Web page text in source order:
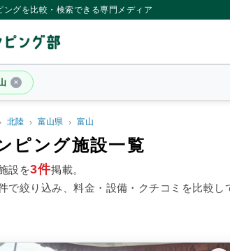
グを比較・検索できる専門メディア
富山
シチュエーション
北陸 富山県 富山
ピング施設一覧
設を3件掲載。
で絞り込み、料金・設備・クチコミを比較し